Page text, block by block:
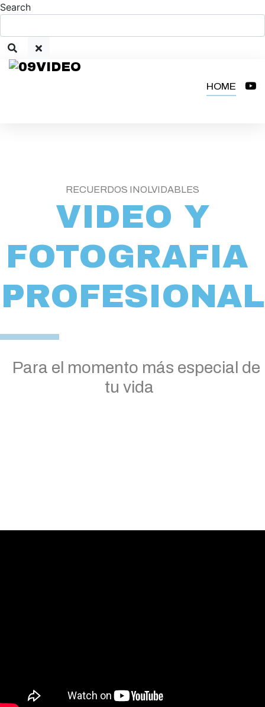
Search
HOME
RECUERDOS INOLVIDABLES
VIDEO Y
FOTOGRAFIA
PROFESIONAL
Para el momento más especial de
tu vida